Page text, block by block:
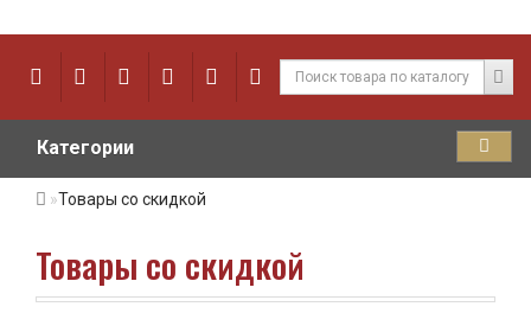
Категории
Товары со скидкой
Товары со скидкой